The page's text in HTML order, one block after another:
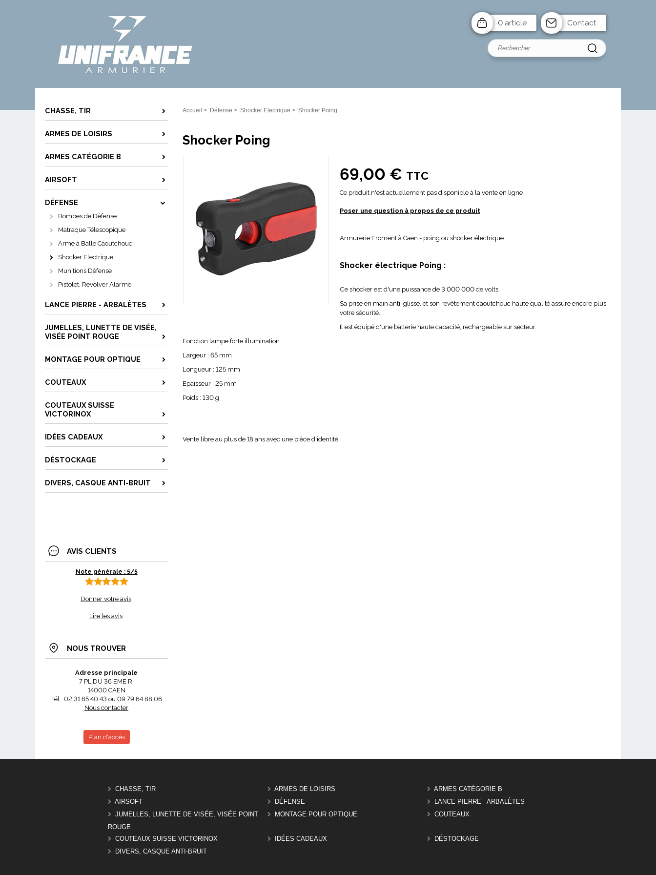
0 article Contact
CHASSE, TIR
ARMES DE LOISIRS
ARMES CATÉGORIE B
AIRSOFT
DÉFENSE
Bombes de Défense
Matraque Télescopique
Arme à Balle Caoutchouc
Shocker Electrique
Munitions Défense
Pistolet, Revolver Alarme
LANCE PIERRE - ARBALÈTES
JUMELLES, LUNETTE DE VISÉE,
VISÉE POINT ROUGE
MONTAGE POUR OPTIQUE
COUTEAUX
COUTEAUX SUISSE
VICTORINOX
IDÉES CADEAUX
DÉSTOCKAGE
DIVERS, CASQUE ANTI-BRUIT
AVIS CLIENTS
Note générale : 5/5
Donner votre avis
Lire les avis
NOUS TROUVER
Adresse principale
7 PL DU 36 EME RI
14000 CAEN
Tél : 02 31 85 40 43 ou 09 79 64 88 06
Nous contacter
Plan d'accès
Accueil > Défense > Shocker Electrique > Shocker Poing
Shocker Poing
69,00 € TTC
Ce produit n'est actuellement pas disponible à la vente en ligne
Poser une question à propos de ce produit
Armurerie Froment à Caen - poing ou shocker électrique.
Shocker électrique Poing :
Ce shocker est d'une puissance de 3 000 000 de volts.
Sa prise en main anti-glisse, et son revêtement caoutchouc haute qualité assure encore plus
votre sécurité.
Il est équipé d'une batterie haute capacité, rechargeable sur secteur.
Fonction lampe forte illumination.
Largeur : 65 mm
Longueur : 125 mm
Epaisseur : 25 mm
Poids : 130 g
Vente libre au plus de 18 ans avec une pièce d'identité.
CHASSE, TIR ARMES DE LOISIRS
ARMES CATÉGORIE B
AIRSOFT
DÉFENSE
LANCE PIERRE - ARBALÈTES
JUMELLES, LUNETTE DE VISÉE, VISÉE POINT
ROUGE
MONTAGE POUR OPTIQUE COUTEAUX
COUTEAUX SUISSE VICTORINOX IDÉES CADEAUX
DÉSTOCKAGE
DIVERS, CASQUE ANTI-BRUIT